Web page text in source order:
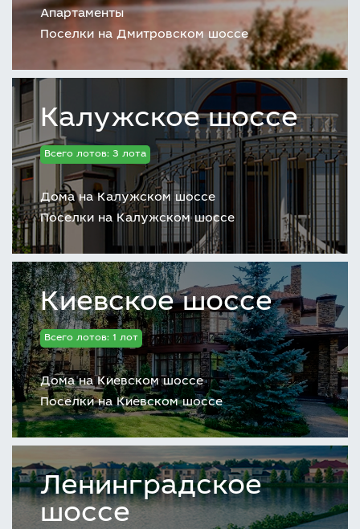
Апартаменты
Поселки на Дмитровском шоссе
Калужское шоссе
Всего лотов: 3 лота
Дома на Калужском шоссе
Поселки на Калужском шоссе
Киевское шоссе
Всего лотов: 1 лот
Дома на Киевском шоссе
Поселки на Киевском шоссе
Ленинградское
шоссе